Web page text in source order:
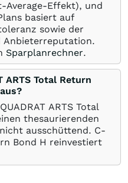
Average-Effekt), und
basiert auf
sowie der
Anbieterreputation.
Sparplanrechner.
ARTS Total Return
ARTS Total
thesaurierenden
ausschüttend. C-
Bond H reinvestiert